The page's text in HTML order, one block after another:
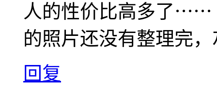
人的性价比高多了⋯⋯
的照片还没有整理完
回复